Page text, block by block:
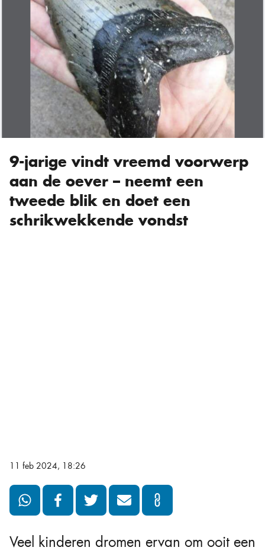
9-jarige vindt vreemd voorwerp
aan de oever – neemt een
tweede blik en doet een
schrikwekkende vondst
11 feb 2024, 18:26
Veel kinderen dromen ervan om ooit een